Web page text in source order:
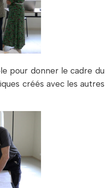
pour donner le cadre du
créés avec les autres